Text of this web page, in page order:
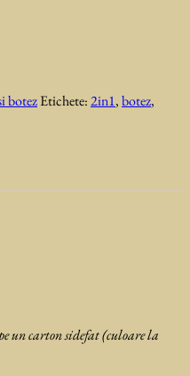
botezEtichete:2in1,botez,
carton sidefat (culoare la